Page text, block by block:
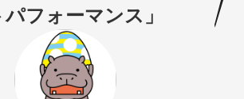
パフォーマンス」